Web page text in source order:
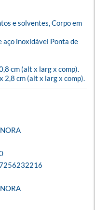
e solventes, Corpo em
aço inoxidável Ponta de
cm (alt x larg x comp).
2,8 cm (alt x larg x comp).